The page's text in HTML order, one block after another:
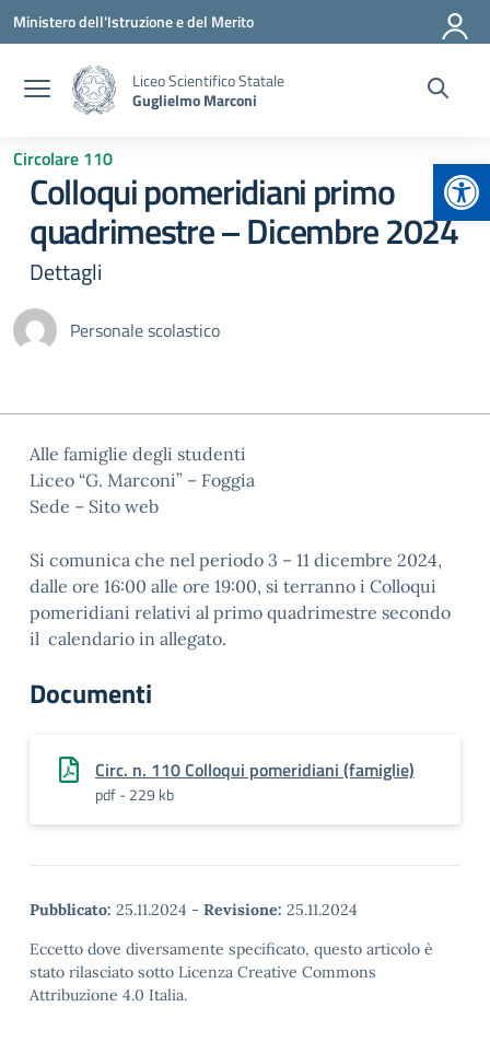
Vai ai contenuti
Vai al menu di navigazione
Vai al footer
Ministero dell'Istruzione e del Merito
Liceo Scientifico Statale
Guglielmo Marconi
Circolare 110
Colloqui pomeridiani primo
quadrimestre – Dicembre 2024
Dettagli
Personale scolastico
Alle famiglie degli studenti
Liceo “G. Marconi” – Foggia
Sede – Sito web
Si comunica che nel periodo 3 – 11 dicembre 2024,
dalle ore 16:00 alle ore 19:00, si terranno i Colloqui
pomeridiani relativi al primo quadrimestre secondo
il calendario in allegato.
Documenti
Circ. n. 110 Colloqui pomeridiani (famiglie)
pdf - 229 kb
Pubblicato: 25.11.2024 - Revisione: 25.11.2024
Eccetto dove diversamente specificato, questo articolo è
stato rilasciato sotto Licenza Creative Commons
Attribuzione 4.0 Italia.